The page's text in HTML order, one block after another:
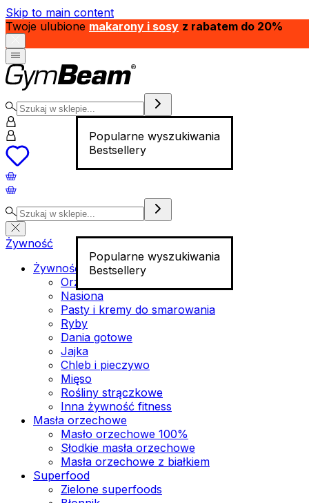
Skip to main content
Twoje ulubione makarony i sosy z rabatem do 20%
Popularne wyszukiwania
Bestsellery
Popularne wyszukiwania
Bestsellery
Żywność
Żywność funkcjonalna
Orzechy
Nasiona
Pasty i kremy do smarowania
Ryby
Dania gotowe
Jajka
Chleb i pieczywo
Mięso
Rośliny strączkowe
Inna żywność fitness
Masła orzechowe
Masło orzechowe 100%
Słodkie masła orzechowe
Masła orzechowe z białkiem
Superfood
Zielone superfoods